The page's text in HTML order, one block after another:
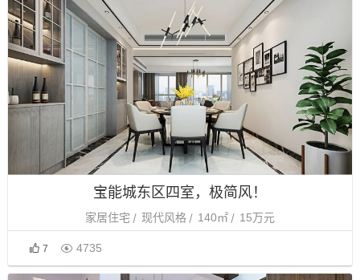
宝能城东区四室，极简风！
家居住宅 现代风格 140㎡ 15万元
7  4735